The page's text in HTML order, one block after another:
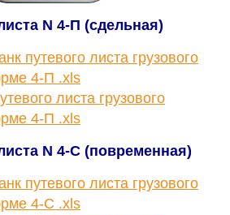
N 4-П (сдельная)
путевого листа грузового
4-П .xls
листа грузового
4-П .xls
N 4-С (повременная)
путевого листа грузового
4-С .xls